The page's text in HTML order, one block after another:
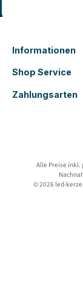
Informationen
Shop Service
Zahlungsarten
Alle Preise inkl.
© 2026 led-